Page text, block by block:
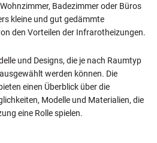
Badezimmer oder Büros
kleine und gut gedämmte
den Vorteilen der Infrarotheizungen.
und Designs, die je nach Raumtyp
werden können. Die
einen Überblick über die
Modelle und Materialien, die
eine Rolle spielen.